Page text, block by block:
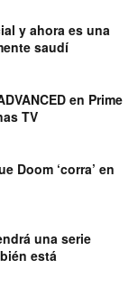
y ahora es una
saudí
en Prime
TV
Doom ‘corra’ en
una serie
está